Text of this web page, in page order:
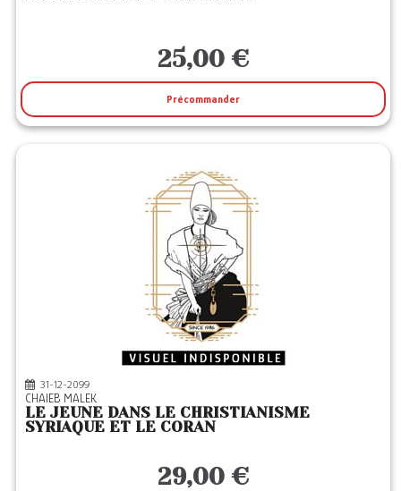
25,00 €
Précommander
31-12-2099
CHAIEB MALEK
LE JEUNE DANS LE CHRISTIANISME
SYRIAQUE ET LE CORAN
29,00 €